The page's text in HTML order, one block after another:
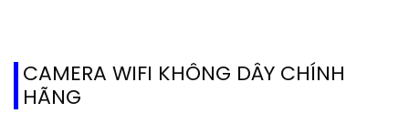
CAMERA WIFI KHÔNG DÂY CHÍNH
HÃNG